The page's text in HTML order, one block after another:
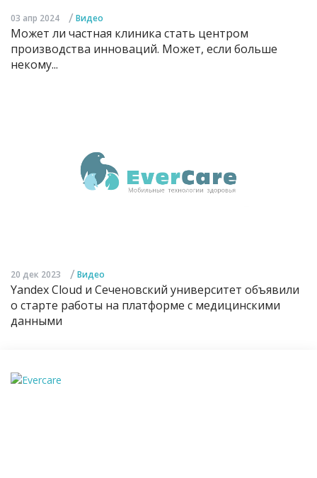
03 апр 2024 / Видео
Может ли частная клиника стать центром
производства инноваций. Может, если больше
некому...
20 дек 2023 / Видео
Yandex Cloud и Сеченовский университет объявили
о старте работы на платформе с медицинскими
данными